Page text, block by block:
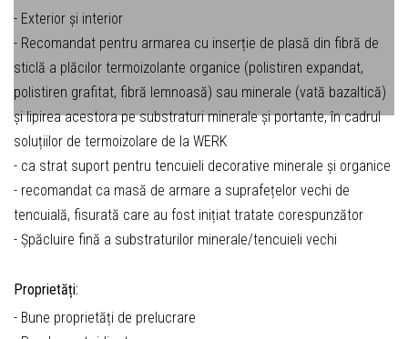
- Exterior și interior
- Recomandat pentru armarea cu inserție de plasă din fibră de
sticlă a plăcilor termoizolante organice (polistiren expandat,
polistiren grafitat, fibră lemnoasă) sau minerale (vată bazaltică)
și lipirea acestora pe substraturi minerale și portante, în cadrul
soluțiilor de termoizolare de la WERK
- ca strat suport pentru tencuieli decorative minerale și organice
- recomandat ca masă de armare a suprafețelor vechi de
tencuială, fisurată care au fost inițiat tratate corespunzător
- Șpăcluire fină a substraturilor minerale/tencuieli vechi
Proprietăți:
- Bune proprietăți de prelucrare